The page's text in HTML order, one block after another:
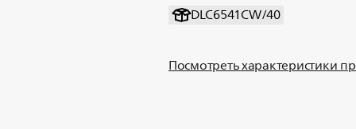
DLC6541CW/40
Посмотреть характеристики